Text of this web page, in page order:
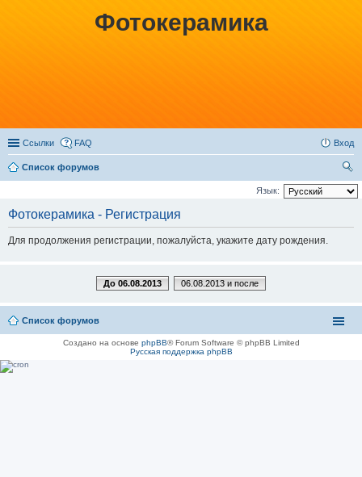
Фотокерамика
Ссылки FAQ Вход
Список форумов
ои
Язык:
Фотокерамика - Регистрация
Для продолжения регистрации, пожалуйста, укажите дату рождения.
До 06.08.2013 06.08.2013 и после
Список форумов
Создано на основе phpBB® Forum Software © phpBB Limited
Русская поддержка phpBB